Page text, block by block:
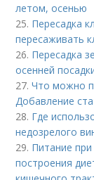
летом, осенью
25. Пересадка
пересаживать
26. Пересадка
осенней
27.Что можно
Добавление
28. Где
недозрелого
29. Питание
построения